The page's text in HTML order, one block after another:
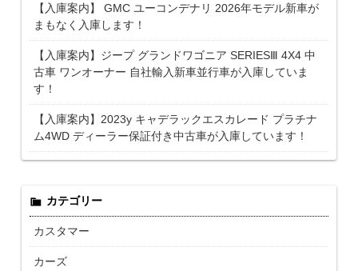
【入庫案内】 GMC ユーコンデナリ 2026年モデル新車が
まもなく入庫します！
【入庫案内】ジープ グランドワゴニア SERIESⅢ 4X4 中
古車 ワンオーナー 自社輸入新車並行車が入庫していま
す！
【入庫案内】2023y キャデラックエスカレード プラチナ
ム4WD ディーラー保証付き中古車が入庫しています！
カテゴリー
カスタマー
カーズ